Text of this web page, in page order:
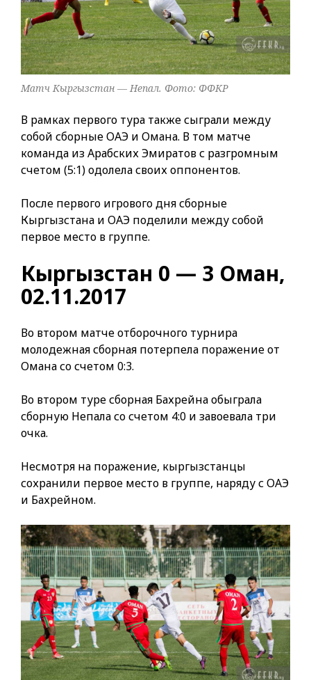
Матч Кыргызстан — Непал. Фото: ФФКР
В рамках первого тура также сыграли между
собой сборные ОАЭ и Омана. В том матче
команда из Арабских Эмиратов с разгромным
счетом (5:1) одолела своих оппонентов.
После первого игрового дня сборные
Кыргызстана и ОАЭ поделили между собой
первое место в группе.
Кыргызстан 0 — 3 Оман,
02.11.2017
Во втором матче отборочного турнира
молодежная сборная потерпела поражение от
Омана со счетом 0:3.
Во втором туре сборная Бахрейна обыграла
сборную Непала со счетом 4:0 и завоевала три
очка.
Несмотря на поражение, кыргызстанцы
сохранили первое место в группе, наряду с ОАЭ
и Бахрейном.